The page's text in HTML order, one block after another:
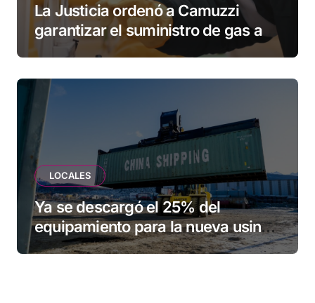
La Justicia ordenó a Camuzzi
garantizar el suministro de gas a
una familia de Tolhuin
LOCALES
Ya se descargó el 25% del
equipamiento para la nueva usina
de Ushuaia